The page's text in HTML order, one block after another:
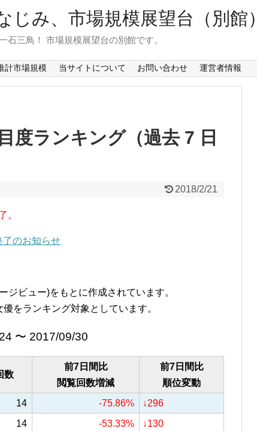
み、市場規模展望台（別館）
三鳥！ 市場規模展望台の別館です。
計市場規模 当サイトについて お問い合わせ 運営者情報
度ランキング（過去 7 日
2018/2/21
。
のお知らせ
ジビュー)をもとに作成されています。
をランキング対象としています。
〜 2017/09/30
数
前7日間比
閲覧回数増減
前7日間比
順位変動
14 -75.86%
↓296
14 -53.33%
↓130